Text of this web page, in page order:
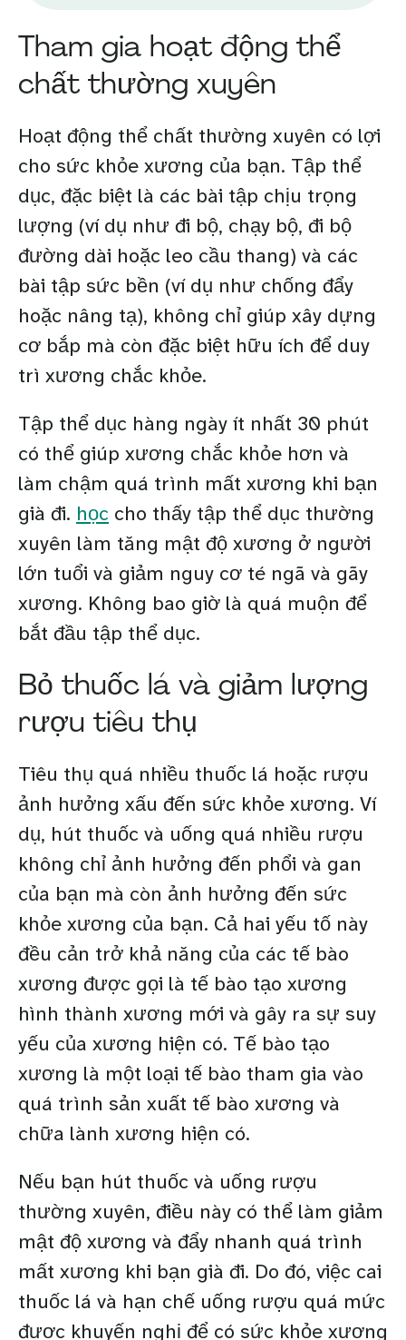
Tham gia hoạt động thể
chất thường xuyên
Hoạt động thể chất thường xuyên có lợi
cho sức khỏe xương của bạn. Tập thể
dục, đặc biệt là các bài tập chịu trọng
lượng (ví dụ như đi bộ, chạy bộ, đi bộ
đường dài hoặc leo cầu thang) và các
bài tập sức bền (ví dụ như chống đẩy
hoặc nâng tạ), không chỉ giúp xây dựng
cơ bắp mà còn đặc biệt hữu ích để duy
trì xương chắc khỏe.
Tập thể dục hàng ngày ít nhất 30 phút
có thể giúp xương chắc khỏe hơn và
làm chậm quá trình mất xương khi bạn
già đi. học cho thấy tập thể dục thường
xuyên làm tăng mật độ xương ở người
lớn tuổi và giảm nguy cơ té ngã và gãy
xương. Không bao giờ là quá muộn để
bắt đầu tập thể dục.
Bỏ thuốc lá và giảm lượng
rượu tiêu thụ
Tiêu thụ quá nhiều thuốc lá hoặc rượu
ảnh hưởng xấu đến sức khỏe xương. Ví
dụ, hút thuốc và uống quá nhiều rượu
không chỉ ảnh hưởng đến phổi và gan
của bạn mà còn ảnh hưởng đến sức
khỏe xương của bạn. Cả hai yếu tố này
đều cản trở khả năng của các tế bào
xương được gọi là tế bào tạo xương
hình thành xương mới và gây ra sự suy
yếu của xương hiện có. Tế bào tạo
xương là một loại tế bào tham gia vào
quá trình sản xuất tế bào xương và
chữa lành xương hiện có.
Nếu bạn hút thuốc và uống rượu
thường xuyên, điều này có thể làm giảm
mật độ xương và đẩy nhanh quá trình
mất xương khi bạn già đi. Do đó, việc cai
thuốc lá và hạn chế uống rượu quá mức
được khuyến nghị để có sức khỏe xương